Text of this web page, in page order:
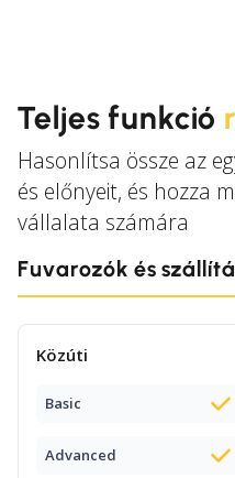
Teljes funkció
Hasonlítsa össze az
és előnyeit, és hozza
vállalata számára
Fuvarozók és
Közúti
Basic
Advanced